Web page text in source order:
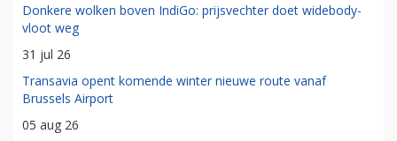
Donkere wolken boven IndiGo: prijsvechter doet widebody-
vloot weg
31 jul 26
Transavia opent komende winter nieuwe route vanaf
Brussels Airport
05 aug 26